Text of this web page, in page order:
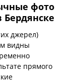
фото
Бердянске
джерел)
видны
прямого